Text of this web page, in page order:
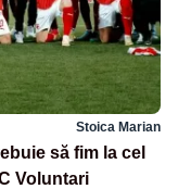
Stoica Marian
să fim la cel
Voluntari